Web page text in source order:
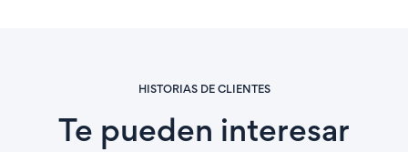
HISTORIAS DE CLIENTES
Te pueden interesar